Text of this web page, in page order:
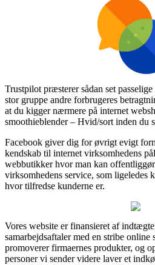
Trustpilot præsterer sådan set
stor gruppe andre forbrugeres
at du kigger nærmere på internet
smoothieblender – Hvid/sort inden du
Facebook giver dig for øvrigt evigt
kendskab til internet virksomhedens
webbutikker hvor man kan
virksomhedens service, som ligeledes
hvor tilfredse kunderne er.
Vores website er finansieret af
samarbejdsaftaler med en stribe online
promoverer firmaernes produkter, og
personer vi sender videre laver et